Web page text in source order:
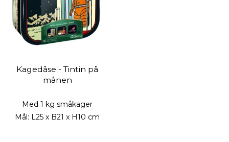
Kagedåse - Tintin på
månen
Med 1 kg småkager
Mål: L25 x B21 x H10 cm